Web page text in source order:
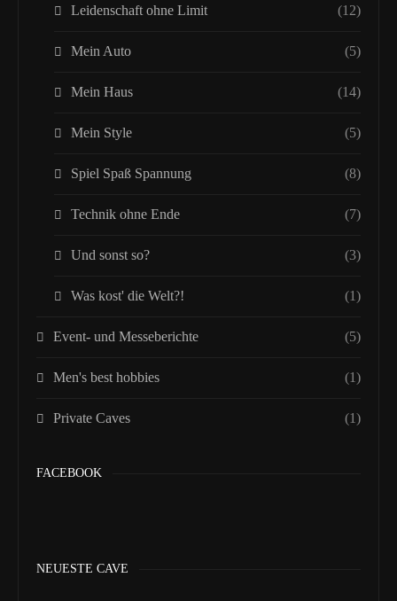
Leidenschaft ohne Limit (12)
Mein Auto (5)
Mein Haus (14)
Mein Style (5)
Spiel Spaß Spannung (8)
Technik ohne Ende (7)
Und sonst so? (3)
Was kost' die Welt?! (1)
Event- und Messeberichte (5)
Men's best hobbies (1)
Private Caves (1)
FACEBOOK
NEUESTE CAVE